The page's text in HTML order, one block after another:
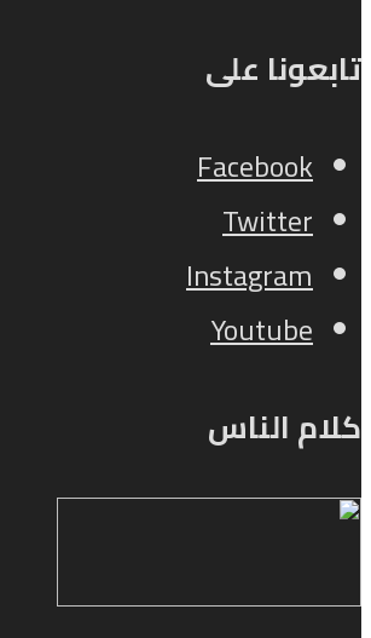
تابعونا على
Facebook
Twitter
Instagram
Youtube
كلام الناس